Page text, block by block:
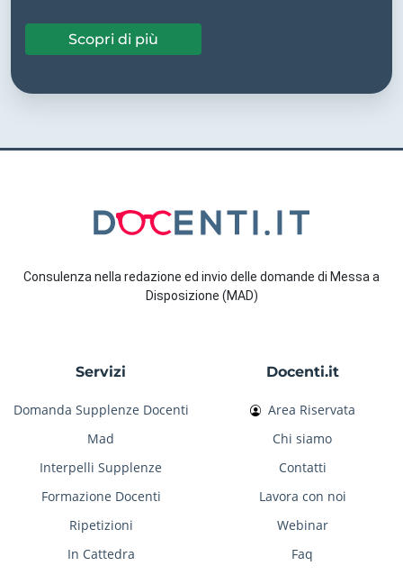
Scopri di più
Consulenza nella redazione ed invio delle domande di Messa a
Disposizione (MAD)
Servizi
Domanda Supplenze Docenti
Mad
Interpelli Supplenze
Formazione Docenti
Ripetizioni
In Cattedra
Docenti.it
Area Riservata
Chi siamo
Contatti
Lavora con noi
Webinar
Faq